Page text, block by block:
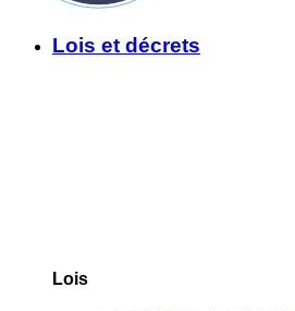
Lois et décrets
Lois